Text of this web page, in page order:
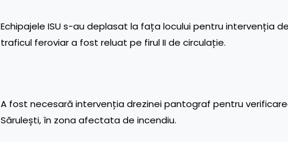
Echipajele ISU s-au deplasat la fața locului pentru intervenția
traficul feroviar a fost reluat pe firul II de circulație.
A fost necesară intervenția drezinei pantograf pentru
Sărulești, în zona afectata de incendiu.